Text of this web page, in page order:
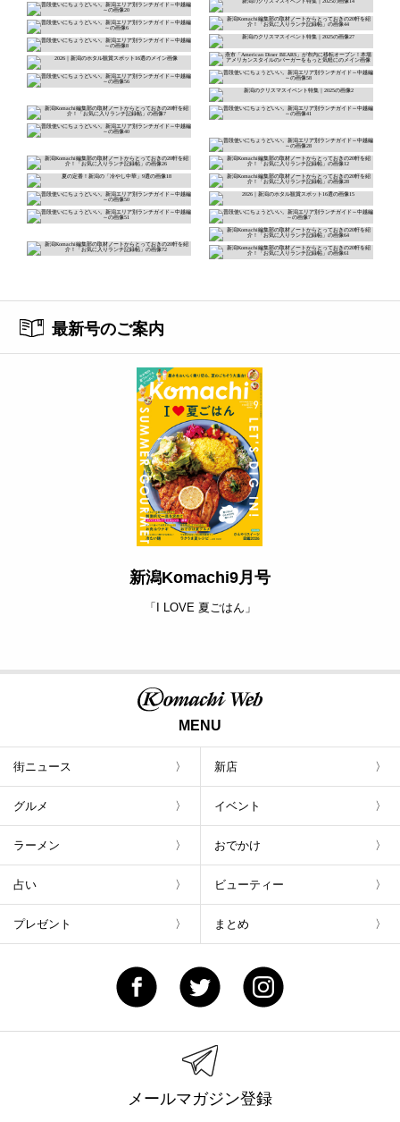
最新号のご案内
新潟Komachi9月号
「I LOVE 夏ごはん」
MENU
街ニュース 新店
グルメ イベント
ラーメン おでかけ
占い ビューティー
プレゼント まとめ
メールマガジン登録